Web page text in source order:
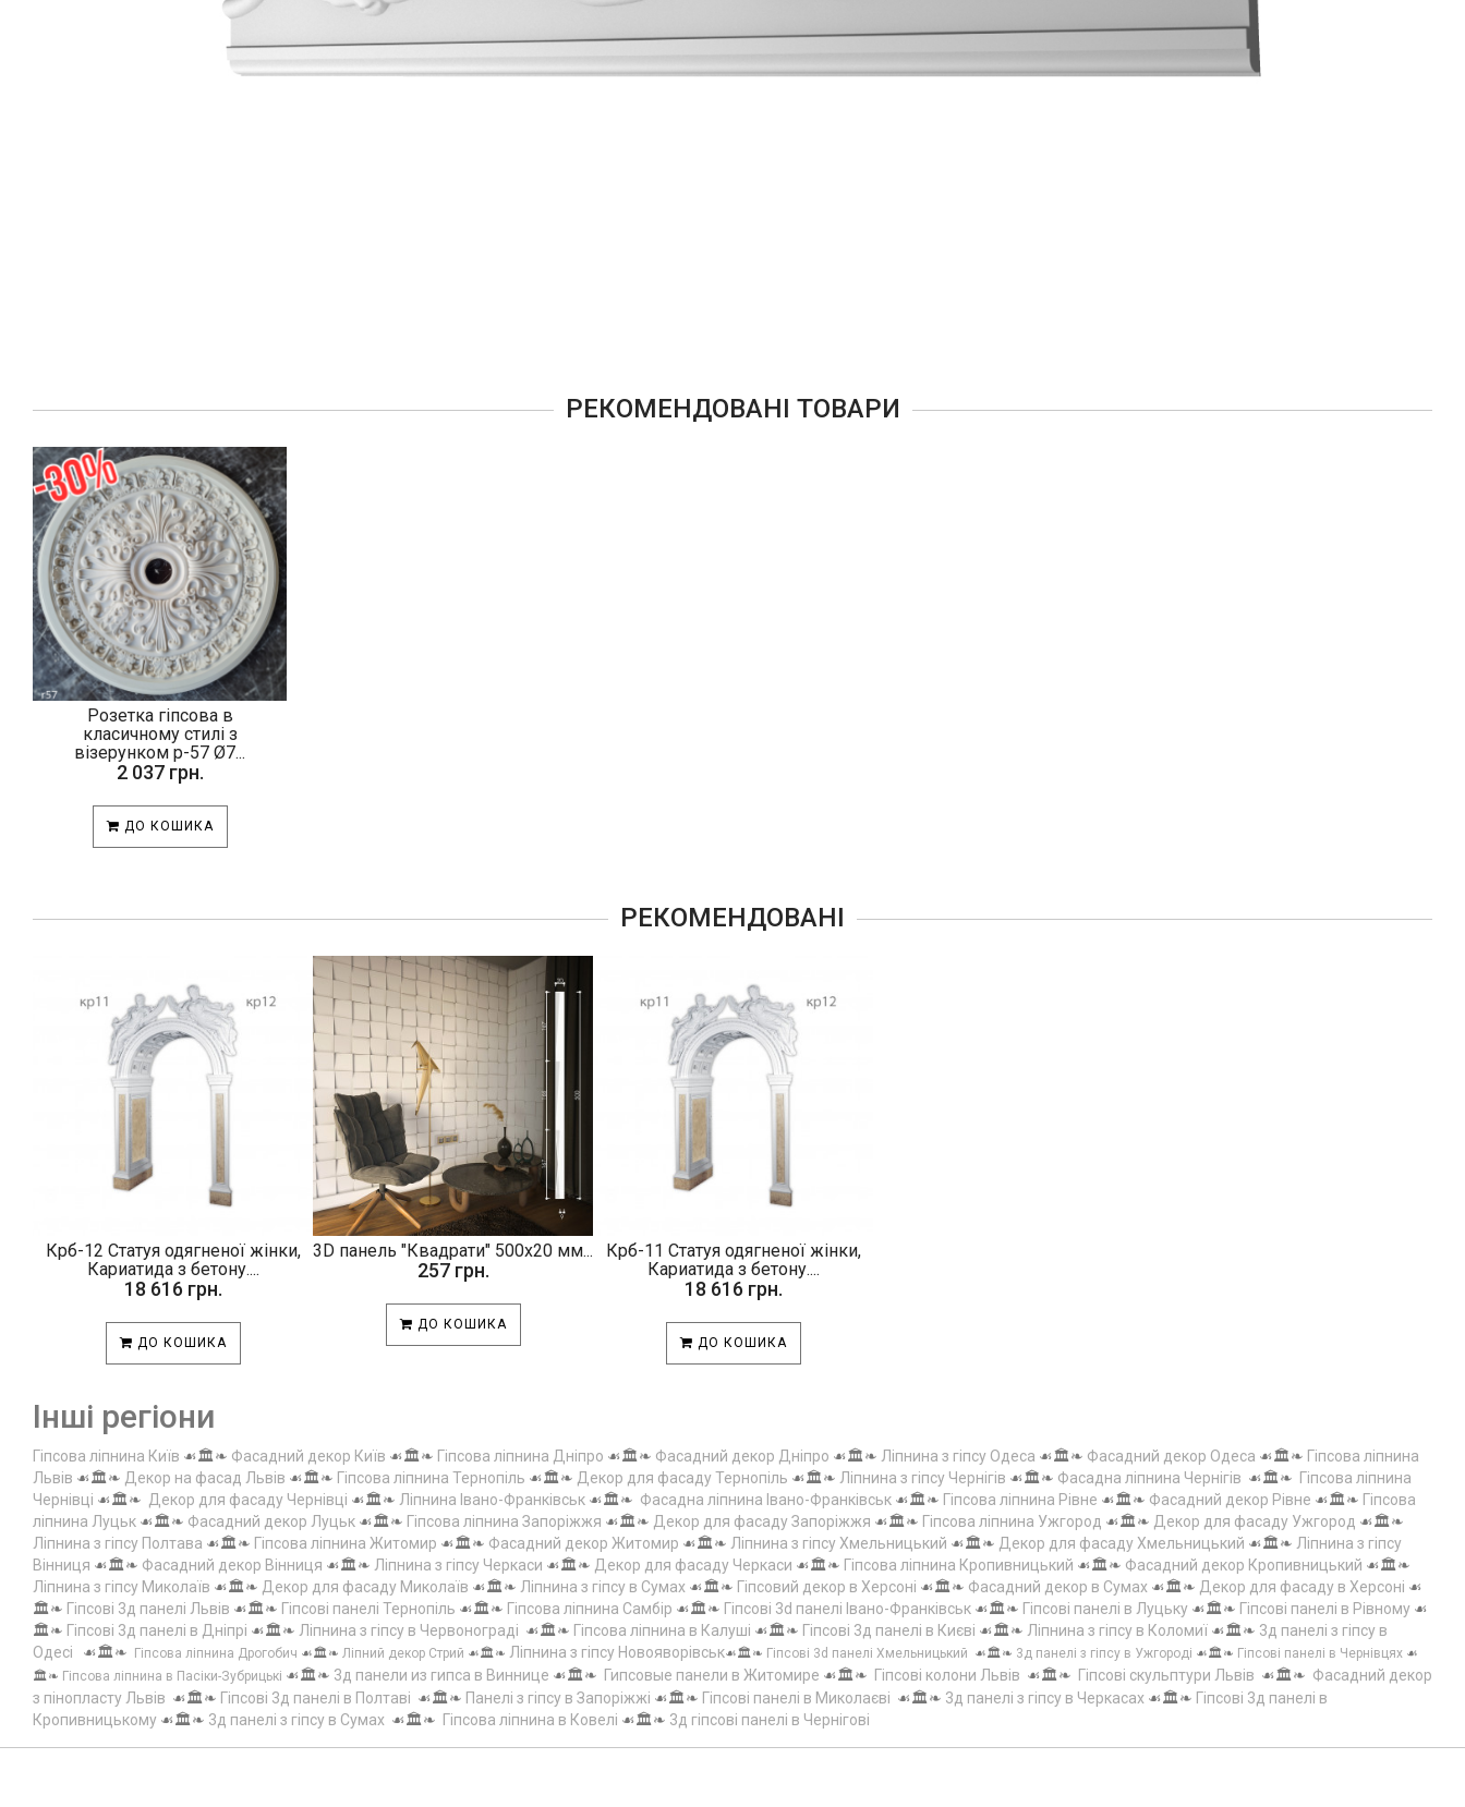
РЕКОМЕНДОВАНІ ТОВАРИ
Розетка гіпсова в
класичному стилі з
візерунком р-57 Ø7...
2 037 грн.
ДО КОШИКА
РЕКОМЕНДОВАНІ
Крб-12 Статуя одягненої жінки,
Кариатида з бетону....
18 616 грн.
ДО КОШИКА
3D панель "Квадрати" 500х20 мм...
257 грн.
ДО КОШИКА
Крб-11 Статуя одягненої жінки,
Кариатида з бетону....
18 616 грн.
ДО КОШИКА
Інші регіони
Гіпсова ліпнина Київ ☙🏛️❧ Фасадний декор Київ ☙🏛️❧ Гіпсова ліпнина Дніпро ☙🏛️❧ Фасадний декор Дніпро ☙🏛️❧ Ліпнина з гіпсу Одеса ☙🏛️❧ Фасадний декор Одеса ☙🏛️❧ Гіпсова ліпнина
Львів ☙🏛️❧ Декор на фасад Львів ☙🏛️❧ Гіпсова ліпнина Тернопіль ☙🏛️❧ Декор для фасаду Тернопіль ☙🏛️❧ Ліпнина з гіпсу Чернігів ☙🏛️❧ Фасадна ліпнина Чернігів ☙🏛️❧ Гіпсова ліпнина
Чернівці ☙🏛️❧ Декор для фасаду Чернівці ☙🏛️❧ Ліпнина Івано-Франківськ ☙🏛️❧ Фасадна ліпнина Івано-Франківськ ☙🏛️❧ Гіпсова ліпнина Рівне ☙🏛️❧ Фасадний декор Рівне ☙🏛️❧ Гіпсова
ліпнина Луцьк ☙🏛️❧ Фасадний декор Луцьк ☙🏛️❧ Гіпсова ліпнина Запоріжжя ☙🏛️❧ Декор для фасаду Запоріжжя ☙🏛️❧ Гіпсова ліпнина Ужгород ☙🏛️❧ Декор для фасаду Ужгород ☙🏛️❧
Ліпнина з гіпсу Полтава ☙🏛️❧ Гіпсова ліпнина Житомир ☙🏛️❧ Фасадний декор Житомир ☙🏛️❧ Ліпнина з гіпсу Хмельницький ☙🏛️❧ Декор для фасаду Хмельницький ☙🏛️❧ Ліпнина з гіпсу
Вінниця ☙🏛️❧ Фасадний декор Вінниця ☙🏛️❧ Ліпнина з гіпсу Черкаси ☙🏛️❧ Декор для фасаду Черкаси ☙🏛️❧ Гіпсова ліпнина Кропивницький ☙🏛️❧ Фасадний декор Кропивницький ☙🏛️❧
Ліпнина з гіпсу Миколаїв ☙🏛️❧ Декор для фасаду Миколаїв ☙🏛️❧ Ліпнина з гіпсу в Сумах ☙🏛️❧ Гіпсовий декор в Херсоні ☙🏛️❧ Фасадний декор в Сумах ☙🏛️❧ Декор для фасаду в Херсоні ☙
🏛️❧ Гіпсові 3д панелі Львів ☙🏛️❧ Гіпсові панелі Тернопіль ☙🏛️❧ Гіпсова ліпнина Самбір ☙🏛️❧ Гіпсові 3d панелі Івано-Франківськ ☙🏛️❧ Гіпсові панелі в Луцьку ☙🏛️❧ Гіпсові панелі в Рівному ☙
🏛️❧ Гіпсові 3д панелі в Дніпрі ☙🏛️❧ Ліпнина з гіпсу в Червонограді ☙🏛️❧ Гіпсова ліпнина в Калуші ☙🏛️❧ Гіпсові 3д панелі в Києві ☙🏛️❧ Ліпнина з гіпсу в Коломиї ☙🏛️❧ 3д панелі з гіпсу в
Одесі ☙🏛️❧ Гіпсова ліпнина Дрогобич ☙🏛️❧ Ліпний декор Стрий ☙🏛️❧ Ліпнина з гіпсу Новояворівськ☙🏛️❧ Гіпсові 3d панелі Хмельницький ☙🏛️❧ 3д панелі з гіпсу в Ужгороді ☙🏛️❧ Гіпсові панелі в Чернівцях ☙
🏛️❧ Гіпсова ліпнина в Пасіки-Зубрицькі ☙🏛️❧ 3д панели из гипса в Виннице ☙🏛️❧ Гипсовые панели в Житомире ☙🏛️❧ Гіпсові колони Львів ☙🏛️❧ Гіпсові скульптури Львів ☙🏛️❧ Фасадний декор
з пінопласту Львів ☙🏛️❧ Гіпсові 3д панелі в Полтаві ☙🏛️❧ Панелі з гіпсу в Запоріжжі ☙🏛️❧ Гіпсові панелі в Миколаєві ☙🏛️❧ 3д панелі з гіпсу в Черкасах ☙🏛️❧ Гіпсові 3д панелі в
Кропивницькому ☙🏛️❧ 3д панелі з гіпсу в Сумах ☙🏛️❧ Гіпсова ліпнина в Ковелі ☙🏛️❧ 3д гіпсові панелі в Чернігові